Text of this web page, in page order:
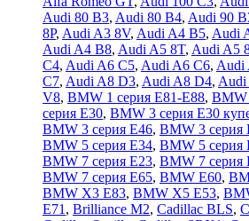
Audi 80 B3, Audi 80 B4, Audi 90
8P, Audi A3 8V, Audi A4 B5, Audi
Audi A4 B8, Audi A5 8T, Audi A5
C4, Audi A6 C5, Audi A6 C6, Audi
C7, Audi A8 D3, Audi A8 D4, Audi
V8, BMW 1 серия E81-E88, BMW
серия E30, BMW 3 серия E30
BMW 3 серия E46, BMW 3 серия
BMW 5 серия E34, BMW 5 серия
BMW 7 серия E23, BMW 7 серия
BMW 7 серия E65, BMW E60,
BMW X3 E83, BMW X5 E53,
E71 , Brilliance M2, Cadillac BLS,